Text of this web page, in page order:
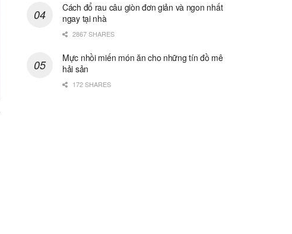
Cách đổ rau câu giòn đơn giản và ngon nhất
ngay tại nhà
2867 SHARES
Mực nhồi miến món ăn cho những tín đồ mê
hải sản
172 SHARES